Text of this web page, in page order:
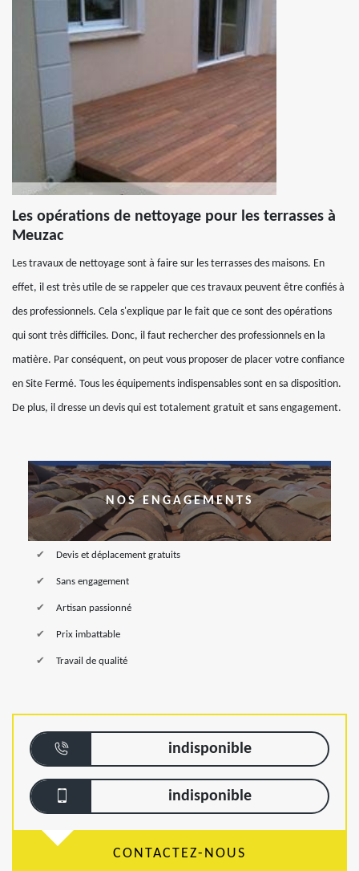
Les opérations de nettoyage pour les terrasses à
Meuzac
Les travaux de nettoyage sont à faire sur les terrasses des maisons. En
effet, il est très utile de se rappeler que ces travaux peuvent être confiés à
des professionnels. Cela s'explique par le fait que ce sont des opérations
qui sont très difficiles. Donc, il faut rechercher des professionnels en la
matière. Par conséquent, on peut vous proposer de placer votre confiance
en Site Fermé. Tous les équipements indispensables sont en sa disposition.
De plus, il dresse un devis qui est totalement gratuit et sans engagement.
NOS ENGAGEMENTS
Devis et déplacement gratuits
Sans engagement
Artisan passionné
Prix imbattable
Travail de qualité
indisponible
indisponible
CONTACTEZ-NOUS